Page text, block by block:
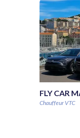
FLY CAR
Chauffeur VTC